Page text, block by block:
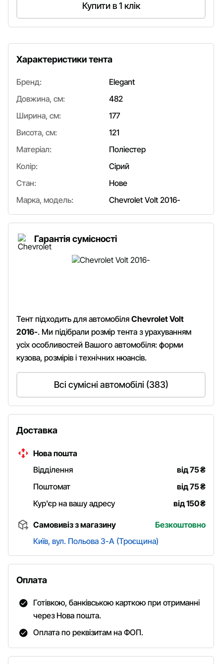
Купити в 1 клік
Характеристики тента
Бренд:
Elegant
Довжина, см:
482
Ширина, см:
177
Висота, см:
121
Матеріал:
Поліестер
Колір:
Сірий
Стан:
Нове
Марка, модель:
Chevrolet Volt 2016-
Гарантія сумісності
Тент підходить для автомобіля Chevrolet Volt
2016-. Ми підібрали розмір тента з урахуванням
усіх особливостей Вашого автомобіля: форми
кузова, розмірів і технічних нюансів.
Всі сумісні автомобілі (383)
Доставка
Нова пошта
Відділення
від 75₴
Поштомат
від 75₴
Кур'єр на вашу адресу
від 150₴
Самовивіз з магазину
Безкоштовно
Київ, вул. Польова 3-А (Троєщина)
Оплата
Готівкою, банківською карткою при отриманні
через Нова пошта.
Оплата по реквізитам на ФОП.